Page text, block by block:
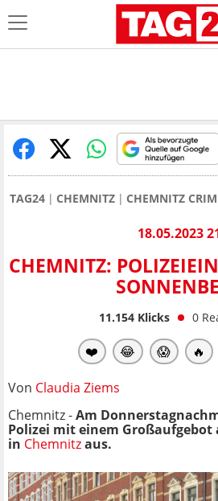
TAG24 CHEMNITZ CHEMNITZ
18.05.2023
CHEMNITZ:
11.154Klicks 0
❤️ 😂 😱 🔥
Von Claudia Ziems
Chemnitz -Am
Polizei mit einem Großaufgebot
in Chemnitzaus.